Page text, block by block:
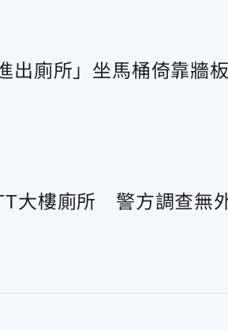
廁所」坐馬桶倚靠牆
大樓廁所 警方調查無